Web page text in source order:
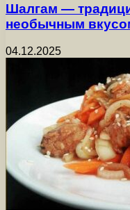
Шалгам —
необычным
04.12.2025